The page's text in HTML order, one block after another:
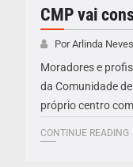
CMP vai
Por Arlinda Neves
Moradores e
da Comunidade
próprio centro
CONTINUE READING